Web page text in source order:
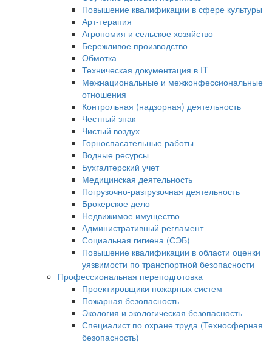
Повышение квалификации в сфере культуры
Арт-терапия
Агрономия и сельское хозяйство
Бережливое производство
Обмотка
Техническая документация в IT
Межнациональные и межконфессиональные
отношения
Контрольная (надзорная) деятельность
Честный знак
Чистый воздух
Горноспасательные работы
Водные ресурсы
Бухгалтерский учет
Медицинская деятельность
Погрузочно-разгрузочная деятельность
Брокерское дело
Недвижимое имущество
Административный регламент
Социальная гигиена (СЭБ)
Повышение квалификации в области оценки
уязвимости по транспортной безопасности
Профессиональная переподготовка
Проектировщики пожарных систем
Пожарная безопасность
Экология и экологическая безопасность
Специалист по охране труда (Техносферная
безопасность)